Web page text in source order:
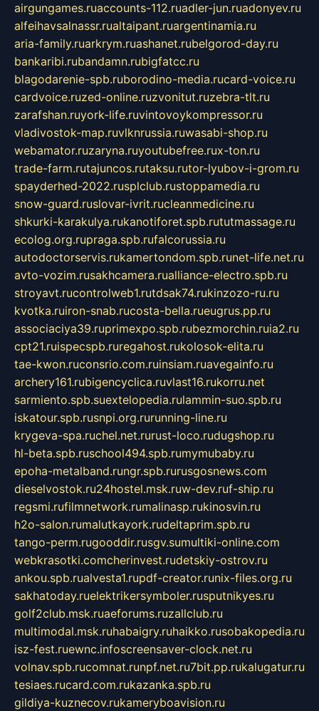
airgungames.ruaccounts-112.ruadler-jun.ruadonyev.ru
alfeihavsalnassr.rualtaipant.ruargentinamia.ru
aria-family.ruarkrym.ruashanet.rubelgorod-day.ru
bankaribi.rubandamn.rubigfatcc.ru
blagodarenie-spb.ruborodino-media.rucard-voice.ru
cardvoice.ruzed-online.ruzvonitut.ruzebra-tlt.ru
zarafshan.ruyork-life.ruvintovoykompressor.ru
vladivostok-map.ruvlknrussia.ruwasabi-shop.ru
webamator.ruzaryna.ruyoutubefree.rux-ton.ru
trade-farm.rutajuncos.rutaksu.rutor-lyubov-i-grom.ru
spayderhed-2022.rusplclub.rustoppamedia.ru
snow-guard.ruslovar-ivrit.rucleanmedicine.ru
shkurki-karakulya.rukanotiforet.spb.rututmassage.ru
ecolog.org.rupraga.spb.rufalcorussia.ru
autodoctorservis.rukamertondom.spb.runet-life.net.ru
avto-vozim.rusakhcamera.rualliance-electro.spb.ru
stroyavt.rucontrolweb1.rutdsak74.rukinzozo-ru.ru
kvotka.ruiron-snab.rucosta-bella.rueugrus.pp.ru
associaciya39.ruprimexpo.spb.rubezmorchin.ruia2.ru
cpt21.ruispecspb.ruregahost.rukolosok-elita.ru
tae-kwon.ruconsrio.com.ruinsiam.ruavegainfo.ru
archery161.rubigencyclica.ruvlast16.rukorru.net
sarmiento.spb.suextelopedia.rulammin-suo.spb.ru
iskatour.spb.rusnpi.org.rurunning-line.ru
krygeva-spa.ruchel.net.rurust-loco.rudugshop.ru
hl-beta.spb.ruschool494.spb.rumymubaby.ru
epoha-metalband.rungr.spb.rurusgosnews.com
dieselvostok.ru24hostel.msk.ruw-dev.ruf-ship.ru
regsmi.rufilmnetwork.rumalinasp.rukinosvin.ru
h2o-salon.rumalutkayork.rudeltaprim.spb.ru
tango-perm.rugooddir.rusgv.sumultiki-online.com
webkrasotki.comcherinvest.rudetskiy-ostrov.ru
ankou.spb.rualvesta1.rupdf-creator.runix-files.org.ru
sakhatoday.ruelektrikersymboler.rusputnikyes.ru
golf2club.msk.ruaeforums.ruzallclub.ru
multimodal.msk.ruhabaigry.ruhaikko.rusobakopedia.ru
isz-fest.ruewnc.infoscreensaver-clock.net.ru
volnav.spb.rucomnat.runpf.net.ru7bit.pp.rukalugatur.ru
tesiaes.rucard.com.rukazanka.spb.ru
gildiya-kuznecov.rukameryboavision.ru